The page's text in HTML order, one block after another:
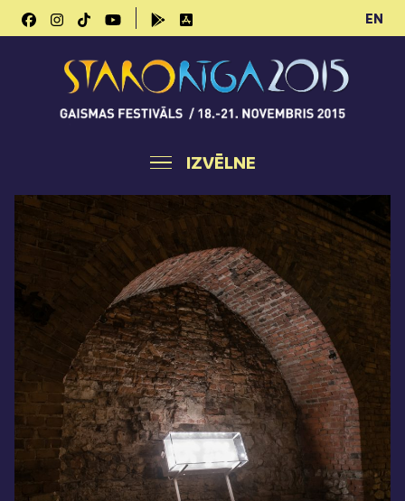
EN
IZVĒLNE